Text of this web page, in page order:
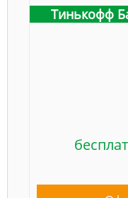
Тинькофф